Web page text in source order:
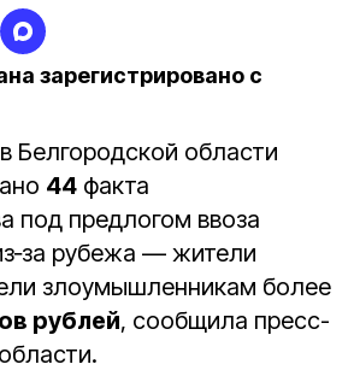
зарегистрировано с
Белгородской области
44 факта
под предлогом ввоза
рубежа — жители
злоумышленникам более
рублей, сообщила пресс-